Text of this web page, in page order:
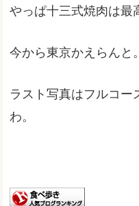
やっぱ十三式焼肉は最
今から東京かえらんと。
ラスト写真はフルコー
わ。